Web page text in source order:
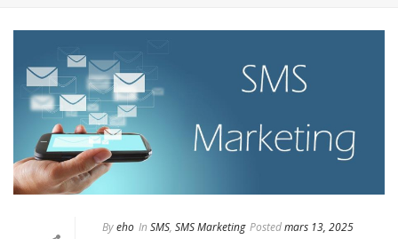
Byeho In SMS, SMS Marketing Postedmars 13, 2025